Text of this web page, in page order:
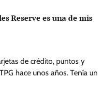
Reserve es una de mis
de crédito, puntos y
hace unos años. Tenía un